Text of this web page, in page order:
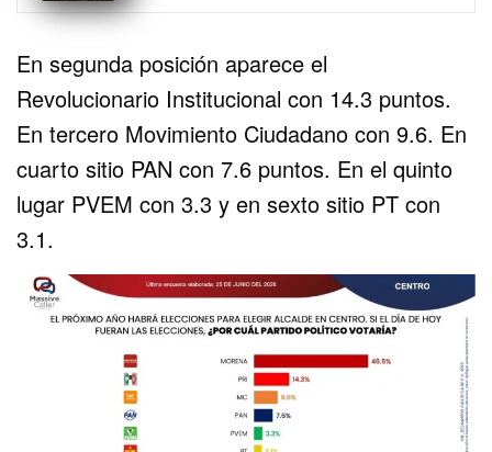
En segunda posición aparece el
Revolucionario Institucional con 14.3 puntos.
En tercero Movimiento Ciudadano con 9.6. En
cuarto sitio PAN con 7.6 puntos. En el quinto
lugar PVEM con 3.3 y en sexto sitio PT con
3.1.